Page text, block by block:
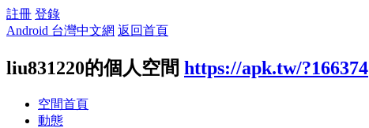
註冊 登錄
Android 台灣中文網 返回首頁
liu831220的個人空間 https://apk.tw/?166374
空間首頁
動態